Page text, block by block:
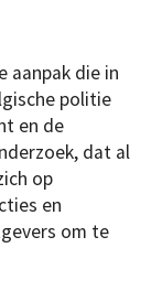
aanpak die in
politie
en de
dat al
op
en
om te